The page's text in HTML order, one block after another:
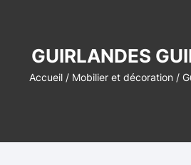
GUIRLANDES
Accueil / Mobilier et décoration /